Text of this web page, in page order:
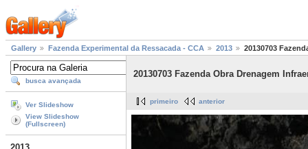
Gallery Fazenda Experimental da Ressacada - CCA 2013 20130703
busca avançada
Ver Slideshow
View Slideshow
(Fullscreen)
20130703 Fazenda Obra Drenagem
primeiro anterior